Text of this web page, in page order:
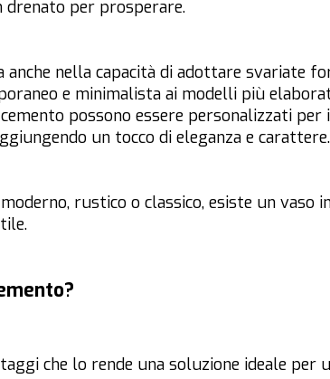
drenato per prosperare.
anche nella capacità di adottare svariate
e minimalista ai modelli più
possono essere personalizzati
un tocco di eleganza e carattere.
rustico o classico, esiste un vaso
che lo rende una soluzione ideale per